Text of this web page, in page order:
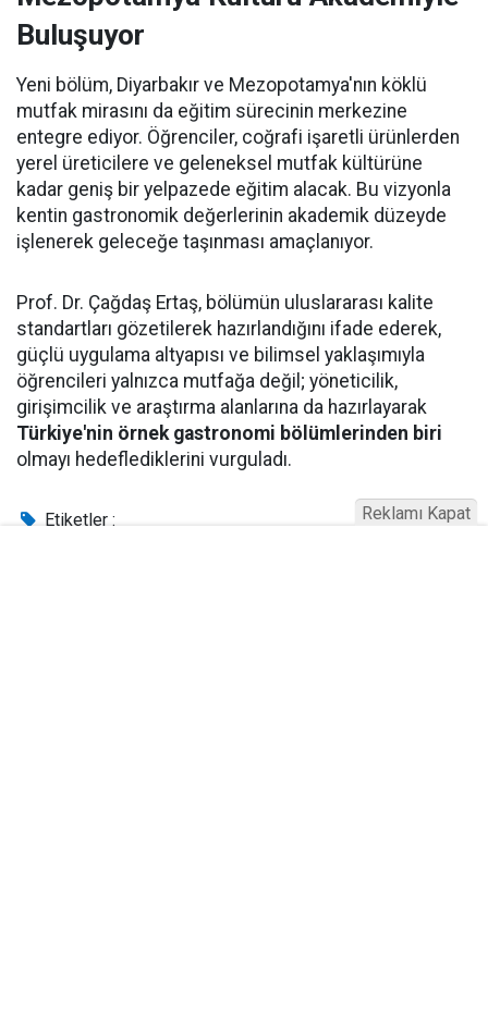
Buluşuyor
Yeni bölüm, Diyarbakır ve Mezopotamya'nın köklü
mutfak mirasını da eğitim sürecinin merkezine
entegre ediyor. Öğrenciler, coğrafi işaretli ürünlerden
yerel üreticilere ve geleneksel mutfak kültürüne
kadar geniş bir yelpazede eğitim alacak. Bu vizyonla
kentin gastronomik değerlerinin akademik düzeyde
işlenerek geleceğe taşınması amaçlanıyor.
Prof. Dr. Çağdaş Ertaş, bölümün uluslararası kalite
standartları gözetilerek hazırlandığını ifade ederek,
güçlü uygulama altyapısı ve bilimsel yaklaşımıyla
öğrencileri yalnızca mutfağa değil; yöneticilik,
girişimcilik ve araştırma alanlarına da hazırlayarak
Türkiye'nin örnek gastronomi bölümlerinden biri
olmayı hedeflediklerini vurguladı.
Etiketler : Reklamı Kapat